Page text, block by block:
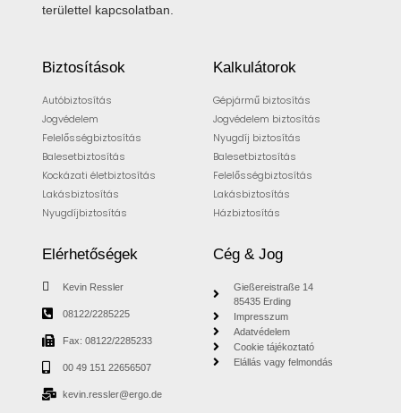
területtel kapcsolatban.
Biztosítások
Autóbiztosítás
Jogvédelem
Felelősségbiztosítás
Balesetbiztosítás
Kockázati életbiztosítás
Lakásbiztosítás
Nyugdíjbiztosítás
Kalkulátorok
Gépjármű biztosítás
Jogvédelem biztosítás
Nyugdíj biztosítás
Balesetbiztosítás
Felelősségbiztosítás
Lakásbiztosítás
Házbiztosítás
Elérhetőségek
Kevin Ressler
08122/2285225
Fax: 08122/2285233
00 49 151 22656507
kevin.ressler@ergo.de
Cég & Jog
Gießereistraße 14
85435 Erding
Impresszum
Adatvédelem
Cookie tájékoztató
Elállás vagy felmondás